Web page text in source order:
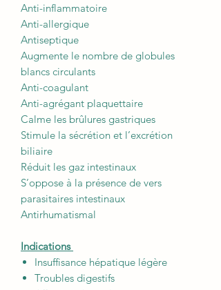
Anti-inflammatoire
Anti-allergique
Antiseptique
Augmente le nombre de globules
blancs circulants
Anti-coagulant
Anti-agrégant plaquettaire
Calme les brûlures gastriques
Stimule la sécrétion et l’excrétion
biliaire
Réduit les gaz intestinaux
S’oppose à la présence de vers
parasitaires intestinaux
Antirhumatismal
Indications
Insuffisance hépatique légère
Troubles digestifs